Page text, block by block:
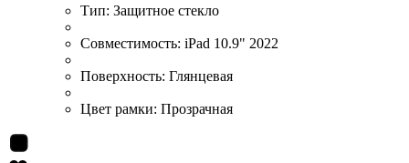
Тип: Защитное стекло
Совместимость: iPad 10.9" 2022
Поверхность: Глянцевая
Цвет рамки: Прозрачная